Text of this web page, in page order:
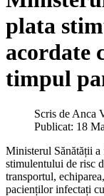
plata
acordate
timpul
Scris de Anca
Publicat: 18
Ministerul Sănătății a
stimulentului de risc
transportul,
pacienților infectați